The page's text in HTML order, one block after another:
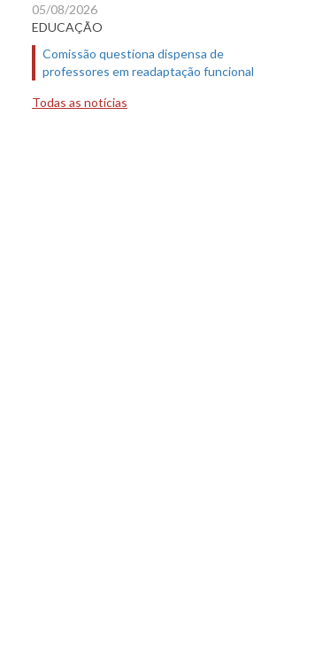
05/08/2026
EDUCAÇÃO
Comissão questiona dispensa de
professores em readaptação funcional
Todas as notícias